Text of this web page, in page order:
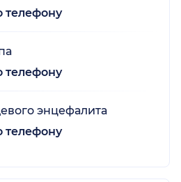
телефону
телефону
энцефалита
телефону